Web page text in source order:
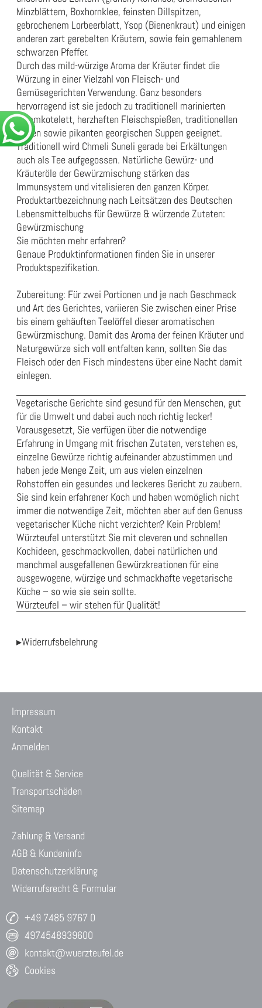
Minzblättern, Boxhornklee, feinsten Dillspitzen,
gebrochenem Lorbeerblatt, Ysop (Bienenkraut) und einigen
anderen zart gerebelten Kräutern, sowie fein gemahlenem
schwarzen Pfeffer.
Durch das mild-würzige Aroma der Kräuter findet die
Würzung in einer Vielzahl von Fleisch- und
Gemüsegerichten Verwendung. Ganz besonders
hervorragend ist sie jedoch zu traditionell marinierten
Lammkotelett, herzhaften Fleischspießen, traditionellen
Soßen sowie pikanten georgischen Suppen geeignet.
Traditionell wird Chmeli Suneli gerade bei Erkältungen
auch als Tee aufgegossen. Natürliche Gewürz- und
Kräuteröle der Gewürzmischung stärken das
Immunsystem und vitalisieren den ganzen Körper.
Produktartbezeichnung nach Leitsätzen des Deutschen
Lebensmittelbuchs für Gewürze & würzende Zutaten:
Gewürzmischung
Sie möchten mehr erfahren?
Genaue Produktinformationen finden Sie in unserer
Produktspezifikation.
Zubereitung: Für zwei Portionen und je nach Geschmack
und Art des Gerichtes, variieren Sie zwischen einer Prise
bis einem gehäuften Teelöffel dieser aromatischen
Gewürzmischung. Damit das Aroma der feinen Kräuter und
Naturgewürze sich voll entfalten kann, sollten Sie das
Fleisch oder den Fisch mindestens über eine Nacht damit
einlegen.
Vegetarische Gerichte sind gesund für den Menschen, gut
für die Umwelt und dabei auch noch richtig lecker!
Vorausgesetzt, Sie verfügen über die notwendige
Erfahrung in Umgang mit frischen Zutaten, verstehen es,
einzelne Gewürze richtig aufeinander abzustimmen und
haben jede Menge Zeit, um aus vielen einzelnen
Rohstoffen ein gesundes und leckeres Gericht zu zaubern.
Sie sind kein erfahrener Koch und haben womöglich nicht
immer die notwendige Zeit, möchten aber auf den Genuss
vegetarischer Küche nicht verzichten? Kein Problem!
Würzteufel unterstützt Sie mit cleveren und schnellen
Kochideen, geschmackvollen, dabei natürlichen und
manchmal ausgefallenen Gewürzkreationen für eine
ausgewogene, würzige und schmackhafte vegetarische
Küche – so wie sie sein sollte.
Würzteufel – wir stehen für Qualität!
▸Widerrufsbelehrung
Impressum
Kontakt
Anmelden
Qualität & Service
Transportschäden
Sitemap
Zahlung & Versand
AGB & Kundeninfo
Datenschutzerklärung
Widerrufsrecht & Formular
+49 7485 9767 0
4974548939600
kontakt@wuerzteufel.de
Cookies